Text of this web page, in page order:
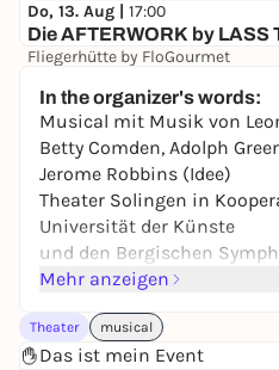
Do, 13. Aug | 17:00
Die AFTERWORK by LASS
Fliegerhütte by FloGourmet
In the organizer's words:
Musical mit Musik von
Betty Comden, Adolph
Jerome Robbins (Idee)
Theater Solingen in
Universität der Künste
und den Bergischen
(Musikalische Leitung)
In der Saison 2022/2023
Mehr anzeigen
Theater musical
Das ist mein Event